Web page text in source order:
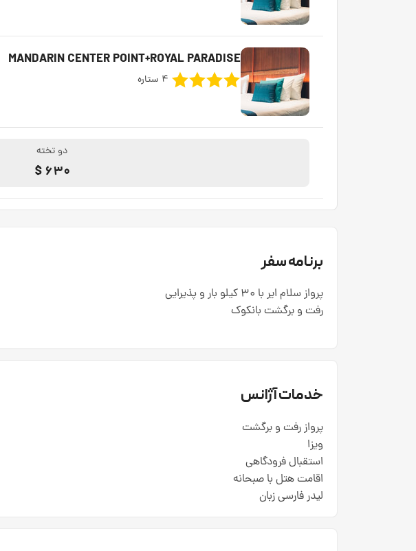
MANDARIN CENTER POINT+ROYAL PARADISE
4 ستاره
دو تخته
630 $
برنامه سفر
پرواز سلام ایر با 30 کیلو بار و پذیرایی
رفت و برگشت بانکوک
خدمات آژانس
پرواز رفت و برگشت
ویزا
استقبال فرودگاهی
اقامت هتل با صبحانه
لیدر فارسی زبان